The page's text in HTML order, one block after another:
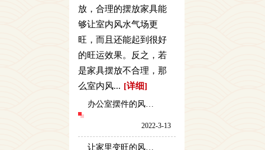
放，合理的摆放家具能
够让室内风水气场更
旺，而且还能起到很好
的旺运效果。反之，若
是家具摆放不合理，那
么室内风... [详细]
2022-3-13